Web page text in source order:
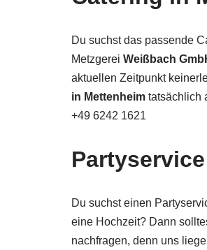
Du suchst das passende
Metzgerei Weißbach
aktuellen Zeitpunkt
in Mettenheim tatsächlich
+49 6242 1621
Du suchst einen
eine Hochzeit? Dann
nachfragen, denn uns